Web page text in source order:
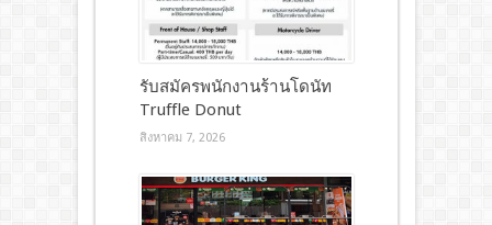
รับสมัครพนักงานร้านโดนัท
Truffle Donut
สิงหาคม 7, 2026